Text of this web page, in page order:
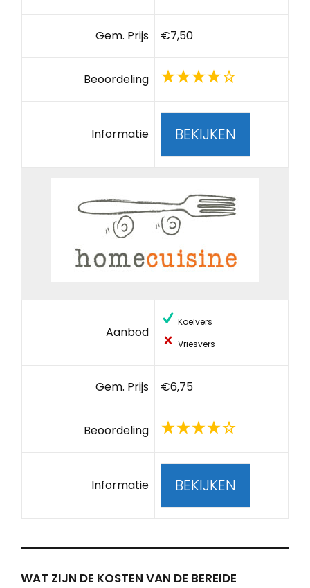
Gem. Prijs €7,50
Beoordeling
Informatie BEKIJKEN
Aanbod
Koelvers
Vriesvers
Gem. Prijs €6,75
Beoordeling
Informatie BEKIJKEN
WAT ZIJN DE KOSTEN VAN DE BEREIDE